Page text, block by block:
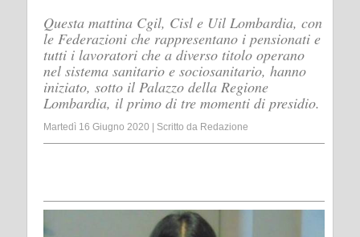
Questa mattina Cgil, Cisl e Uil Lombardia, con
le Federazioni che rappresentano i pensionati e
tutti i lavoratori che a diverso titolo operano
nel sistema sanitario e sociosanitario, hanno
iniziato, sotto il Palazzo della Regione
Lombardia, il primo di tre momenti di presidio.
Martedì 16 Giugno 2020 Scritto da Redazione